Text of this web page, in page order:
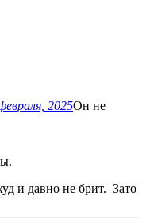
2025Он не
и давно не брит. Зато